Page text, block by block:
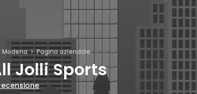
Pagina aziendale
Jolli Sports